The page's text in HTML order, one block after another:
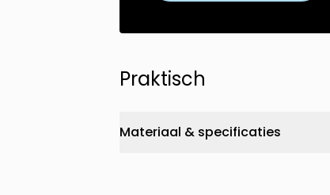
Praktisch
Materiaal & specificaties